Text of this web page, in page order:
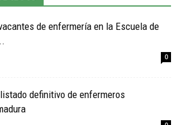
de enfermería en la Escuela de
0
definitivo de enfermeros